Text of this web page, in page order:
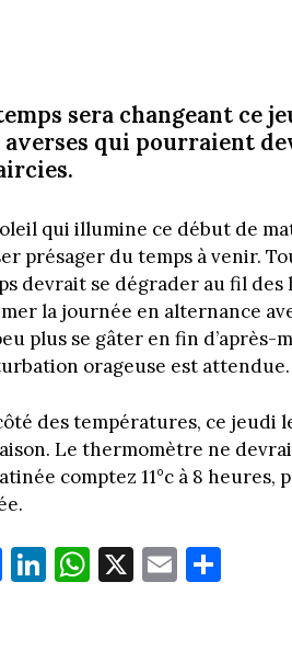
sera changeant ce
averses qui pourraient
qui illumine ce début de
présager du temps à venir.
devrait se dégrader au fil des
la journée en alternance
plus se gâter en fin d’après-
orageuse est attendue.
des températures, ce jeudi
Le thermomètre ne
comptez 11°c à 8 heures,
Fa
ce
Li
nk
W
ha
X E
m